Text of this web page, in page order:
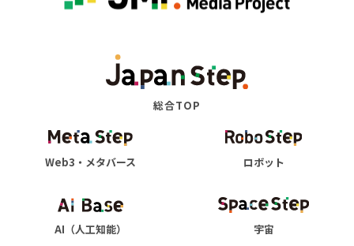
総合TOP
Web3・メタバース ロボット
AI（人工知能） 宇宙